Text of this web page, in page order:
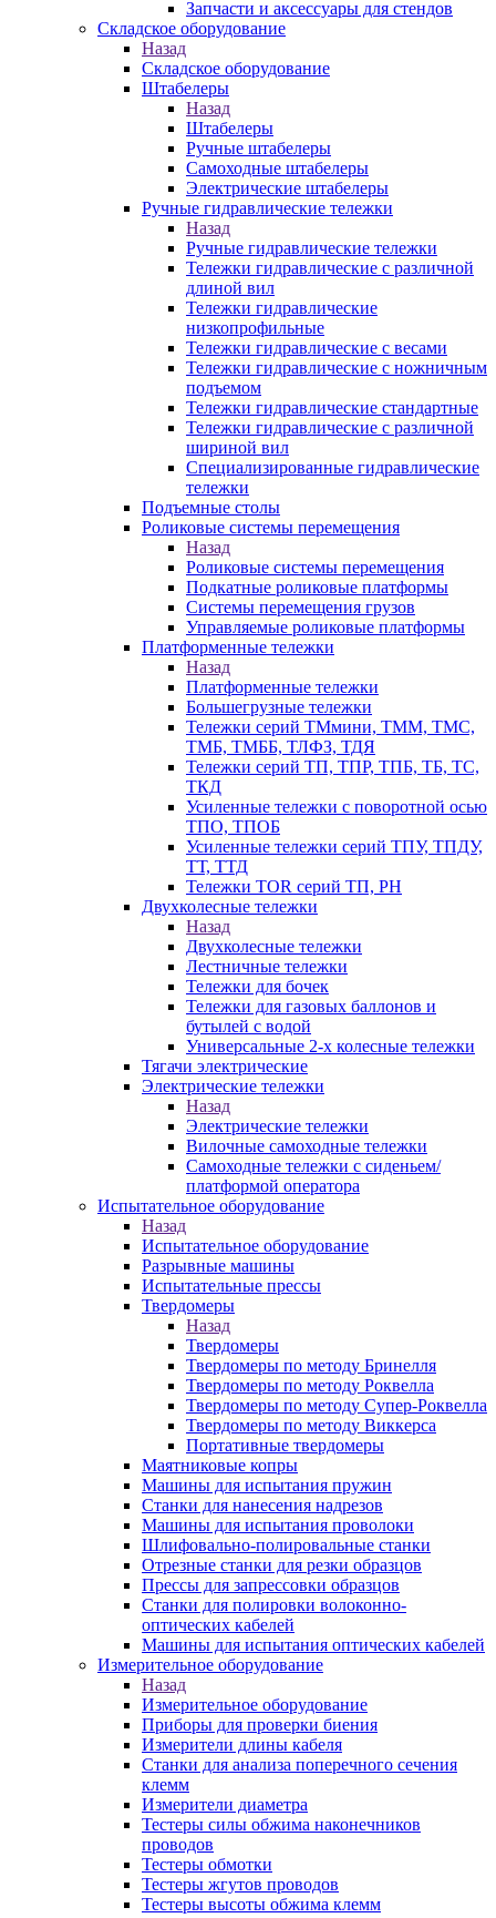
Запчасти и аксессуары для стендов
Складское оборудование
Назад
Складское оборудование
Штабелеры
Назад
Штабелеры
Ручные штабелеры
Самоходные штабелеры
Электрические штабелеры
Ручные гидравлические тележки
Назад
Ручные гидравлические тележки
Тележки гидравлические с различной
длиной вил
Тележки гидравлические
низкопрофильные
Тележки гидравлические с весами
Тележки гидравлические с ножничным
подъемом
Тележки гидравлические стандартные
Тележки гидравлические с различной
шириной вил
Специализированные гидравлические
тележки
Подъемные столы
Роликовые системы перемещения
Назад
Роликовые системы перемещения
Подкатные роликовые платформы
Системы перемещения грузов
Управляемые роликовые платформы
Платформенные тележки
Назад
Платформенные тележки
Большегрузные тележки
Тележки серий ТМмини, ТММ, ТМС,
ТМБ, ТМББ, ТЛФЗ, ТДЯ
Тележки серий ТП, ТПР, ТПБ, ТБ, ТС,
ТКД
Усиленные тележки с поворотной осью
ТПО, ТПОБ
Усиленные тележки серий ТПУ, ТПДУ,
ТТ, ТТД
Тележки TOR серий ТП, PH
Двухколесные тележки
Назад
Двухколесные тележки
Лестничные тележки
Тележки для бочек
Тележки для газовых баллонов и
бутылей с водой
Универсальные 2-х колесные тележки
Тягачи электрические
Электрические тележки
Назад
Электрические тележки
Вилочные самоходные тележки
Самоходные тележки с сиденьем/
платформой оператора
Испытательное оборудование
Назад
Испытательное оборудование
Разрывные машины
Испытательные прессы
Твердомеры
Назад
Твердомеры
Твердомеры по методу Бринелля
Твердомеры по методу Роквелла
Твердомеры по методу Супер-Роквелла
Твердомеры по методу Виккерса
Портативные твердомеры
Маятниковые копры
Машины для испытания пружин
Станки для нанесения надрезов
Машины для испытания проволоки
Шлифовально-полировальные станки
Отрезные станки для резки образцов
Прессы для запрессовки образцов
Станки для полировки волоконно-
оптических кабелей
Машины для испытания оптических кабелей
Измерительное оборудование
Назад
Измерительное оборудование
Приборы для проверки биения
Измерители длины кабеля
Станки для анализа поперечного сечения
клемм
Измерители диаметра
Тестеры силы обжима наконечников
проводов
Тестеры обмотки
Тестеры жгутов проводов
Тестеры высоты обжима клемм